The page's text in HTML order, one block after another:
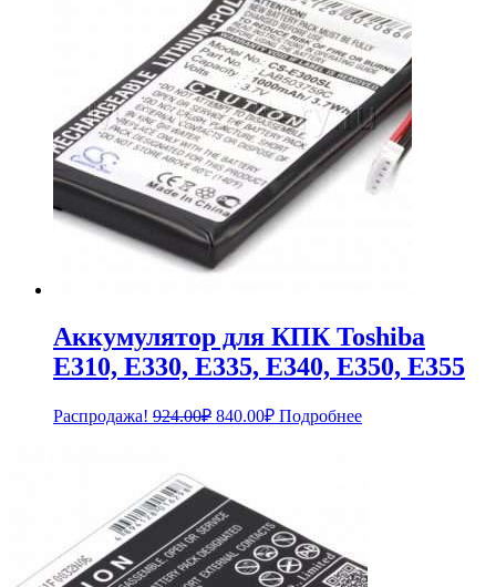
Аккумулятор для КПК Toshiba
E310, E330, E335, E340, E350, E355
Распродажа! 924.00₽ Первоначальная
840.00₽Текущая
Подробнее